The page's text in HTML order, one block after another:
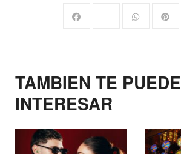
TAMBIEN TE PUEDE
INTERESAR